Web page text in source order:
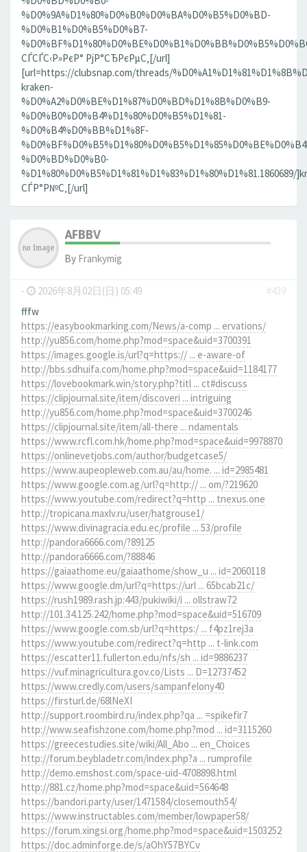
%D0%9A%D1%80%D0%B0%D0%BA%D0%B5%D0%BD-
%D0%B1%D0%B5%D0%B7-
СЃСЃС‹Р»РєР° РјР°СЂРєРµС‚[/url]
[url=https://clubsnap.com/threads/
kraken-
%D0%A2%D0%BE%D1%87%D0%BD%D1%8B%D0%B9-
%D0%B0%D0%B4%D1%80%D0%B5%D1%81-
%D0%B4%D0%BB%D1%8F-
%D0%BD%D0%B0-
%D1%80%D0%B5%D1%81%D1%83%D1%80%D1%81.1860689/
СЃР°Р№С‚[/url]
AFBBV
By Frankymig
- 2026年8月02日(日) 05:49
#439
fffw
https://easybookmarking.com/News/a-comp ... ervations/
http://yu856.com/home.php?mod=space&uid=3700391
https://images.google.is/url?q=https:// ... e-aware-of
http://bbs.sdhuifa.com/home.php?mod=space&uid=1184177
https://lovebookmark.win/story.php?titl ... ct#discuss
https://clipjournal.site/item/discoveri ... intriguing
http://yu856.com/home.php?mod=space&uid=3700246
https://clipjournal.site/item/all-there ... ndamentals
https://www.rcfl.com.hk/home.php?mod=space&uid=9978870
https://onlinevetjobs.com/author/budgetcase5/
https://www.aupeopleweb.com.au/au/home. ... id=2985481
https://www.google.com.ag/url?q=http:// ... om/?219620
https://www.youtube.com/redirect?q=http ... tnexus.one
http://tropicana.maxlv.ru/user/hatgrouse1/
https://www.divinagracia.edu.ec/profile ... 53/profile
http://pandora6666.com/?89125
http://pandora6666.com/?88846
https://gaiaathome.eu/gaiaathome/show_u ... id=2060118
https://www.google.dm/url?q=https://url ... 65bcab21c/
https://rush1989.rash.jp:443/pukiwiki/i ... ollstraw72
http://101.34.125.242/home.php?mod=space&uid=516709
https://www.google.com.sb/url?q=https:/ ... f4pz1rej3a
https://www.youtube.com/redirect?q=http ... t-link.com
https://escatter11.fullerton.edu/nfs/sh ... id=9886237
https://vuf.minagricultura.gov.co/Lists ... D=12737452
https://www.credly.com/users/sampanfelony40
https://firsturl.de/68lNeXI
http://support.roombird.ru/index.php?qa ... =spikefir7
http://www.seafishzone.com/home.php?mod ... id=3115260
https://greecestudies.site/wiki/All_Abo ... en_Choices
http://forum.beybladetr.com/index.php?a ... rumprofile
http://demo.emshost.com/space-uid-4708898.html
http://881.cz/home.php?mod=space&uid=564648
https://bandori.party/user/1471584/closemouth54/
https://www.instructables.com/member/lowpaper58/
https://forum.xingsi.org/home.php?mod=space&uid=1503252
https://doc.adminforge.de/s/aOhY57BYCv